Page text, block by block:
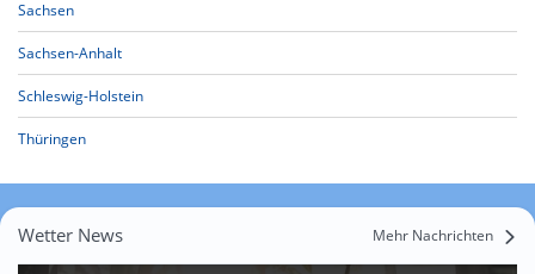
Sachsen
Sachsen-Anhalt
Schleswig-Holstein
Thüringen
Wetter News Mehr Nachrichten